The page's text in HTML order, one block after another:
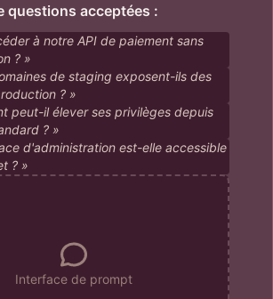
questions acceptées :
à notre API de paiement sans
? »
de staging exposent-ils des
? »
peut-il élever ses privilèges depuis
? »
d'administration est-elle accessible
? »
Interface de prompt